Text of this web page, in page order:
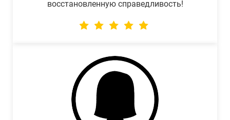
восстановленную справедливость!